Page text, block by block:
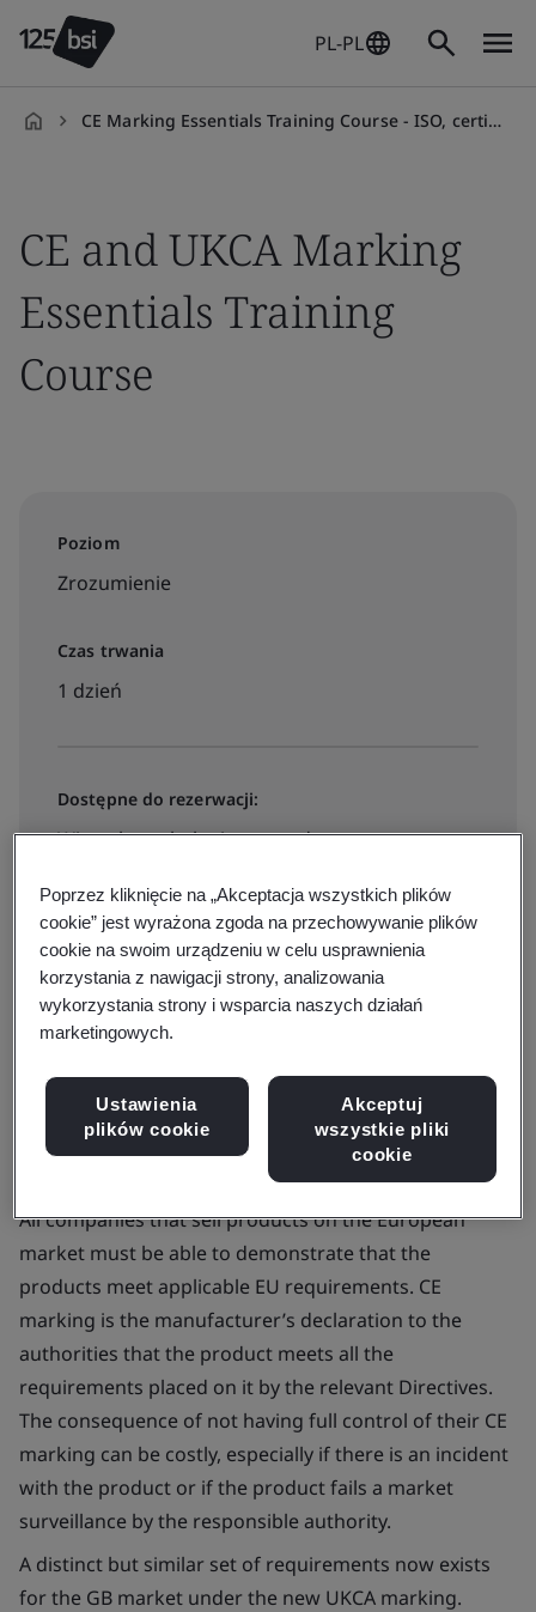
PL-PL
CE Marking Essentials Training Course - ISO, certification, standards
CE and UKCA Marking
Essentials Training
Course
Poziom
Zrozumienie
Czas trwania
1 dzień
Dostępne do rezerwacji:
Wirtualne szkolenie prowadzone przez
850zl + VAT
View dates and book now
All companies that sell products on the European
market must be able to demonstrate that the
products meet applicable EU requirements. CE
marking is the manufacturer’s declaration to the
authorities that the product meets all the
requirements placed on it by the relevant Directives.
The consequence of not having full control of their CE
marking can be costly, especially if there is an incident
with the product or if the product fails a market
surveillance by the responsible authority.
A distinct but similar set of requirements now exists
for the GB market under the new UKCA marking.
Poprzez kliknięcie na „Akceptacja wszystkich plików
cookie” jest wyrażona zgoda na przechowywanie plików
cookie na swoim urządzeniu w celu usprawnienia
korzystania z nawigacji strony, analizowania
wykorzystania strony i wsparcia naszych działań
marketingowych.
Ustawienia
plików cookie
Akceptuj
wszystkie pliki
cookie